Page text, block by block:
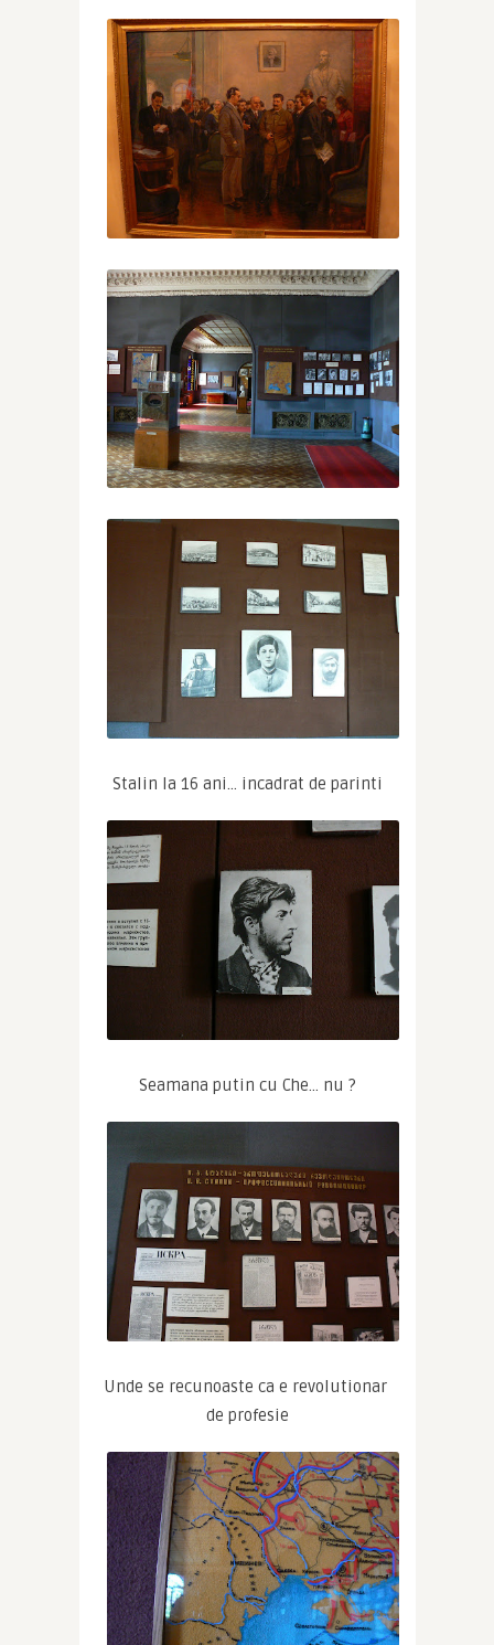
Stalin la 16 ani… incadrat de parinti
Seamana putin cu Che… nu ?
Unde se recunoaste ca e revolutionar
de profesie